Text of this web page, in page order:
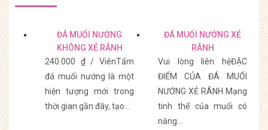
ĐÁ MUỐI NƯỚNG
KHÔNG XẺ RÃNH
20*20*5
240.000 ₫ / ViênTấm
đá muối nướng là một
hiện tượng mới trong
thời gian gần đây, tạo…
ĐÁ MUỐI NƯỚNG XẺ
RÃNH
Vui lòng liên hệĐẶC
ĐIỂM CỦA ĐÁ MUỐI
NƯỚNG XẺ RÃNH Mạng
tinh thể của muối có
năng…